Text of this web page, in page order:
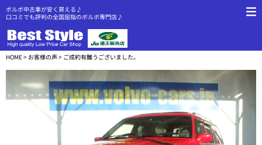
ボルボ中古車が安く買える♪
口コミでも評判の全国屈指のボルボ専門店♪
HOME> お客様の声> ご成約有難うございました。